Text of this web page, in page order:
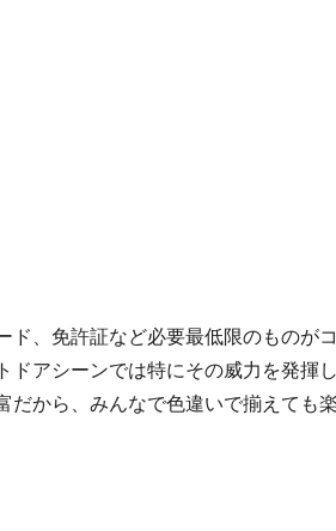
ド、免許証など必要最低限のものが
ドアシーンでは特にその威力を発揮
だから、みんなで色違いで揃えても楽